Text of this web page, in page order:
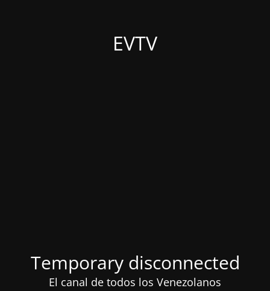
EVTV
Temporary disconnected
El canal de todos los Venezolanos